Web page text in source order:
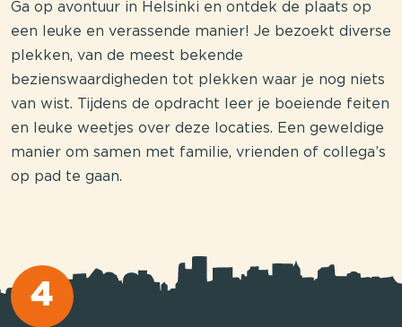
Ga op avontuur in Helsinki en ontdek de plaats op
een leuke en verassende manier! Je bezoekt diverse
plekken, van de meest bekende
bezienswaardigheden tot plekken waar je nog niets
van wist. Tijdens de opdracht leer je boeiende feiten
en leuke weetjes over deze locaties. Een geweldige
manier om samen met familie, vrienden of collega’s
op pad te gaan.
4